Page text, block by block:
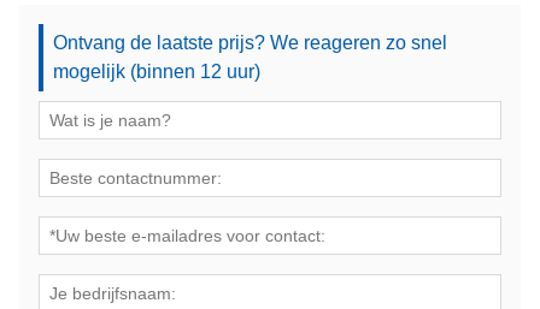
Ontvang de laatste prijs? We reageren zo snel
mogelijk (binnen 12 uur)